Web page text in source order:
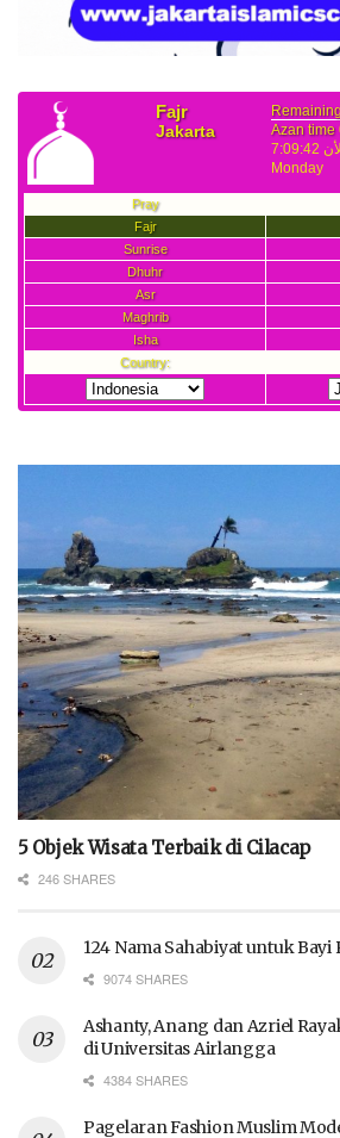
5 Objek Wisata Terbaik di Cilacap
246 SHARES
124 Nama Sahabiyat untuk
9074 SHARES
Ashanty, Anang dan Azriel
di Universitas Airlangga
4384 SHARES
Pagelaran Fashion Muslim